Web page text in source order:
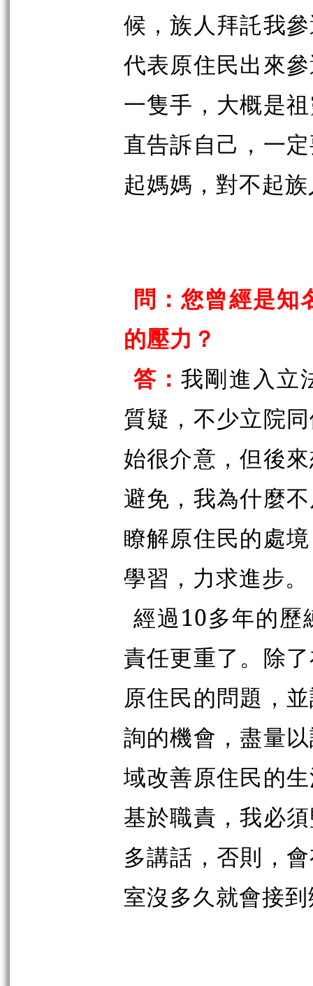
候，族人拜託我
代表原住民出來
一隻手，大概是
直告訴自己，一
起媽媽，對不起
問：您曾經是知
的壓力？
答：我剛進入立
質疑，不少立院
始很介意，但後
避免，我為什麼
瞭解原住民的處
學習，力求進步。
經過10多年的歷
責任更重了。除
原住民的問題，
詢的機會，盡量
域改善原住民的
基於職責，我必
多講話，否則，
室沒多久就會接